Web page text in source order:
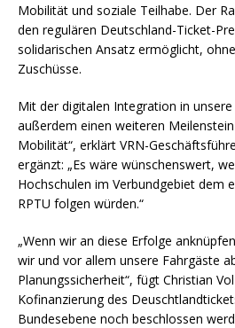
Mobilität und soziale Teilhabe. Der
den regulären Deutschland-Ticket-
solidarischen Ansatz ermöglicht,
Zuschüsse.
Mit der digitalen Integration in
außerdem einen weiteren
Mobilität“, erklärt VRN-
ergänzt: „Es wäre wünschenswert,
Hochschulen im Verbundgebiet dem
RPTU folgen würden.“
„Wenn wir an diese Erfolge
wir und vor allem unsere Fahrgäste
Planungssicherheit“, fügt Christian
Kofinanzierung des
Bundesebene noch beschlossen